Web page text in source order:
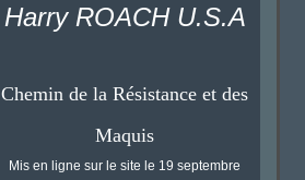
Harry ROACH U.S.A
Chemin de la Résistance et des
Maquis
Mis en ligne sur le site le 19 septembre